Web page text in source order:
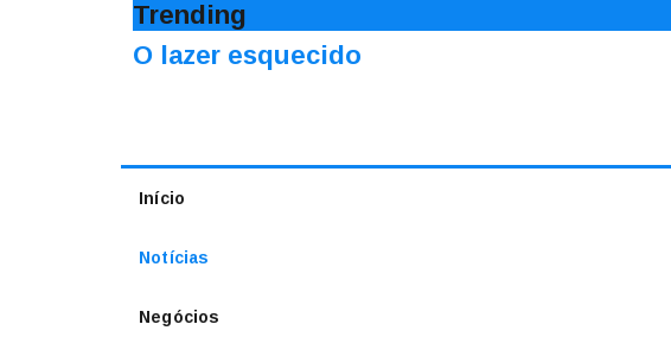
Trending
O lazer esquecido
Início
Notícias
Negócios